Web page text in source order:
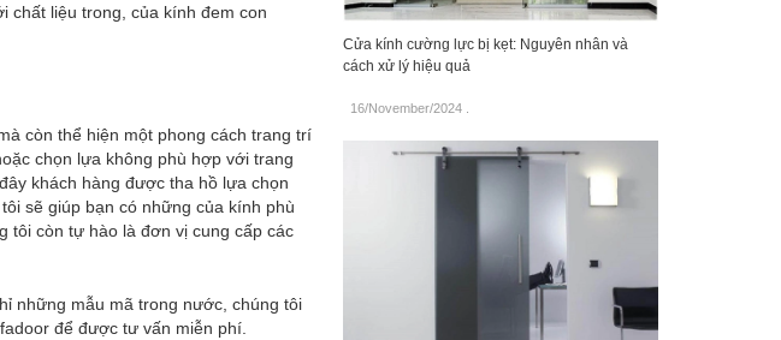
chất liệu trong, của kính đem con
còn thể hiện một phong cách trang trí
chọn lựa không phù hợp với trang
khách hàng được tha hồ lựa chọn
sẽ giúp bạn có những của kính phù
tôi còn tự hào là đơn vị cung cấp các
những mẫu mã trong nước, chúng tôi
để được tư vấn miễn phí.
Cửa kính cường lực bị kẹt: Nguyên nhân và
cách xử lý hiệu quả
16/November/2024.